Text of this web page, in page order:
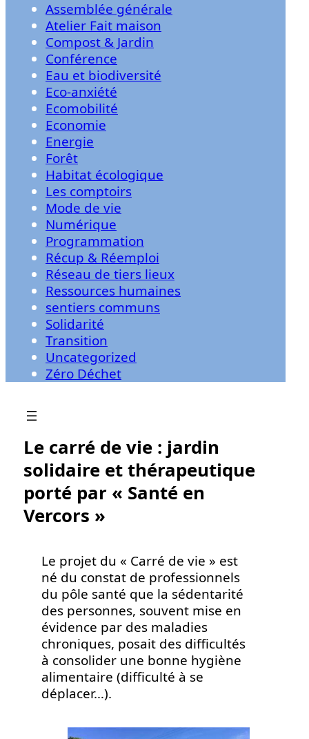
Assemblée générale
Atelier Fait maison
Compost & Jardin
Conférence
Eau et biodiversité
Eco-anxiété
Ecomobilité
Economie
Energie
Forêt
Habitat écologique
Les comptoirs
Mode de vie
Numérique
Programmation
Récup & Réemploi
Réseau de tiers lieux
Ressources humaines
sentiers communs
Solidarité
Transition
Uncategorized
Zéro Déchet
Le carré de vie : jardin
solidaire et thérapeutique
porté par « Santé en
Vercors »
Le projet du « Carré de vie » est
né du constat de professionnels
du pôle santé que la sédentarité
des personnes, souvent mise en
évidence par des maladies
chroniques, posait des difficultés
à consolider une bonne hygiène
alimentaire (difficulté à se
déplacer…).